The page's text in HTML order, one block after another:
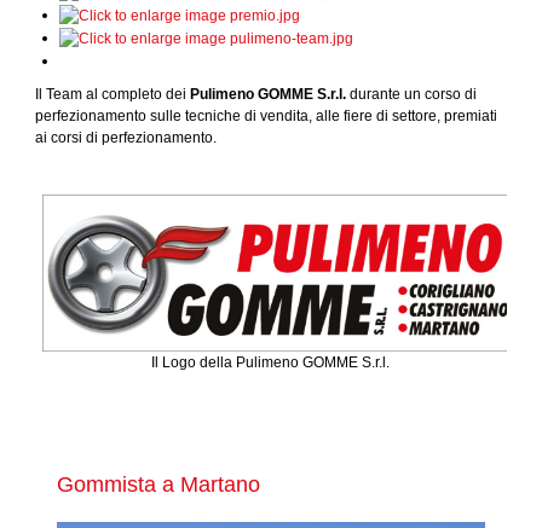
Il Team al completo dei Pulimeno GOMME S.r.l.durante un corso di
perfezionamento sulle tecniche di vendita, alle fiere di settore, premiati
ai corsi di perfezionamento.
Il Logo della Pulimeno GOMME S.r.l.
Gommista a Martano